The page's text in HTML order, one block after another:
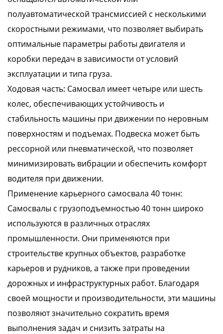
полуавтоматической трансмиссией с несколькими
скоростными режимами, что позволяет выбирать
оптимальные параметры работы двигателя и
коробки передач в зависимости от условий
эксплуатации и типа груза.
Ходовая часть: Самосвал имеет четыре или шесть
колес, обеспечивающих устойчивость и
стабильность машины при движении по неровным
поверхностям и подъемах. Подвеска может быть
рессорной или пневматической, что позволяет
минимизировать вибрации и обеспечить комфорт
водителя при движении.
Применение карьерного самосвала 40 тонн:
Самосвалы с грузоподъемностью 40 тонн широко
используются в различных отраслях
промышленности. Они применяются при
строительстве крупных объектов, разработке
карьеров и рудников, а также при проведении
дорожных и инфраструктурных работ. Благодаря
своей мощности и производительности, эти машины
позволяют значительно сократить время
выполнения задач и снизить затраты на